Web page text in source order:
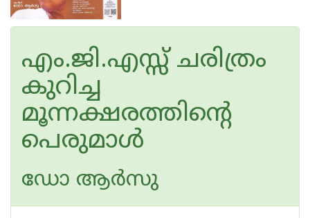
എം.ജി.എസ്സ് ചരിത്രം
കുറിച്ച
മൂന്നക്ഷരത്തിൻ്റെ
പെരുമാൾ
ഡോ ആര്‍സു